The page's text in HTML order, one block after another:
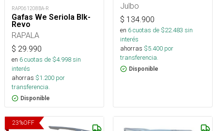
RAP061208BA-R
Gafas We Seriola Blk-
Revo
RAPALA
$ 29.990
en 6cuotas de $4.998sin
interés
ahorras $1.200 por
transferencia.
Disponible
Julbo
$ 134.900
en 6cuotas de $22.483 sin
interés
ahorras $5.400 por
transferencia.
Disponible
23%OFF